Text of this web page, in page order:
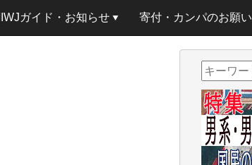
IWJガイド・お知らせ 寄付・カンパのお願い